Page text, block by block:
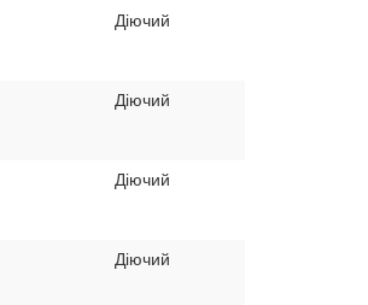
Діючий
Діючий
Діючий
Діючий